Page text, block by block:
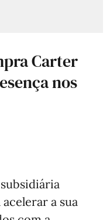
Carter
nos
a sua